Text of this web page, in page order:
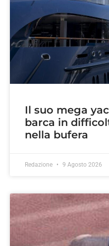
Il suo mega
barca in
nella bufera
Redazione 9 Agosto 2026